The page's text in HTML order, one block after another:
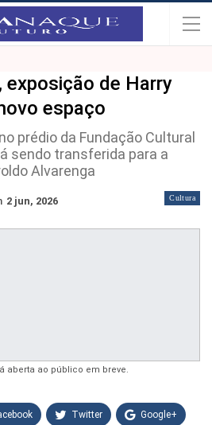
de Harry
espaço
prédio da Fundação Cultural
sendo transferida para a
Alvarenga
Cultura
2 jun, 2026
aberta ao público em breve.
Twitter Google+